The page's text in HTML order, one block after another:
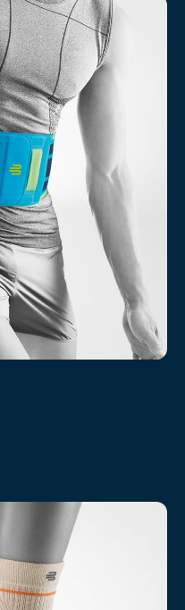
5 von 5 Sternen